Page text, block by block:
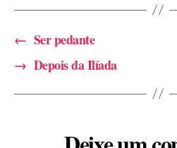
← Ser pedante
→ Depois da Ilíada